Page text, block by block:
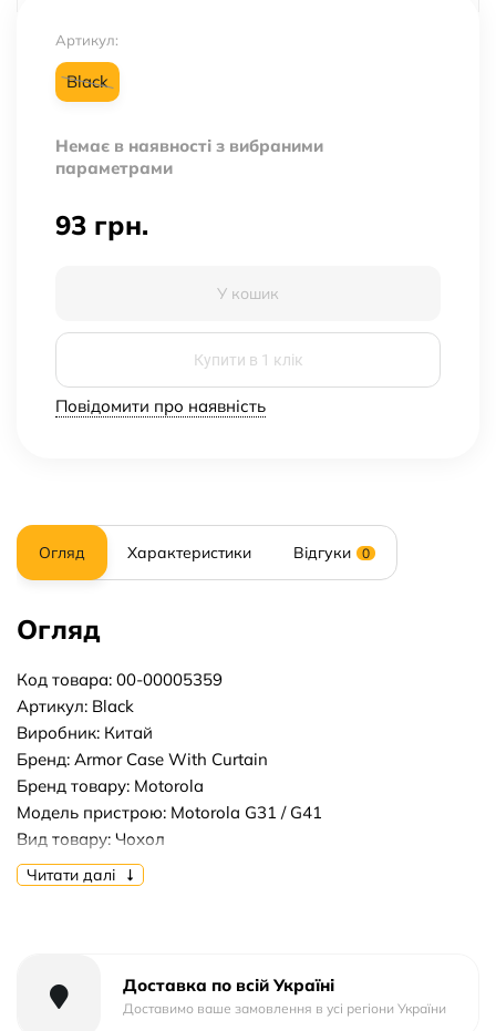
Артикул:
Black
Немає в наявності з вибраними
параметрами
93 грн.
У кошик
Купити в 1 клік
Повідомити про наявність
Огляд Характеристики Відгуки 0
Огляд
Код товара: 00-00005359
Артикул: Black
Виробник: Китай
Бренд: Armor Case With Curtain
Бренд товару: Motorola
Модель пристрою: Motorola G31 / G41
Вид товару: Чохол
Форм-фактор: Накладка
Тип матеріалу: Пластик+Силікон
Читати далі
Доставка по всій Україні
Доставимо ваше замовлення в усі регіони України